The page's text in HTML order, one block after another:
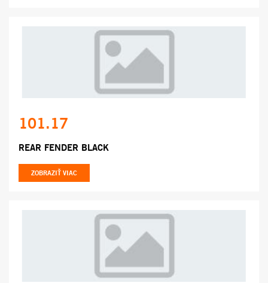
101.17
REAR FENDER BLACK
ZOBRAZIŤ VIAC